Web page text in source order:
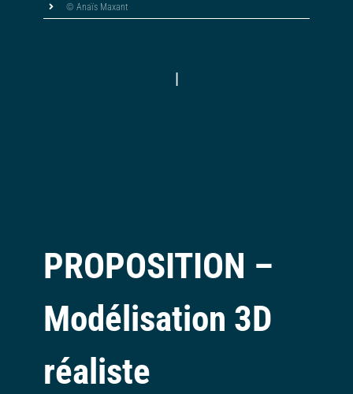
© Anaïs Maxant
|
PROPOSITION –
Modélisation 3D
réaliste